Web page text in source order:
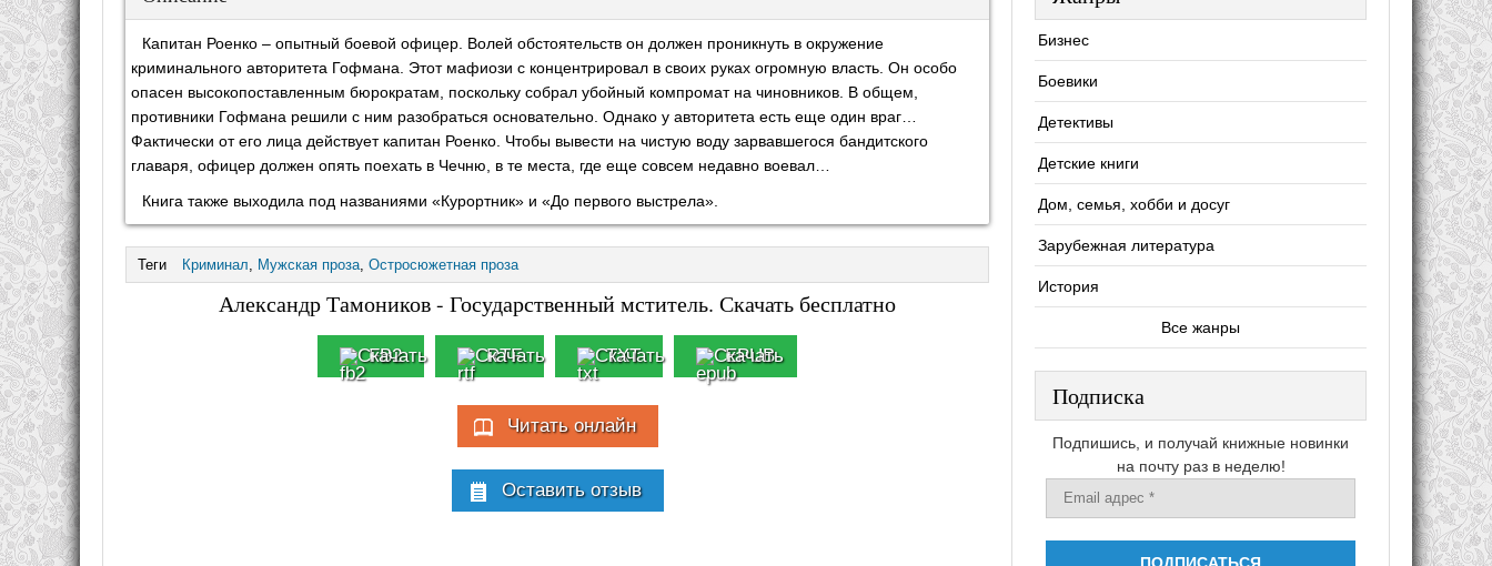
Капитан Роенко – опытный боевой офицер. Волей обстоятельств он должен проникнуть в окружение
криминального авторитета Гофмана. Этот мафиози с концентрировал в своих руках огромную власть. Он особо
опасен высокопоставленным бюрократам, поскольку собрал убойный компромат на чиновников. В общем,
противники Гофмана решили с ним разобраться основательно. Однако у авторитета есть еще один враг…
Фактически от его лица действует капитан Роенко. Чтобы вывести на чистую воду зарвавшегося бандитского
главаря, офицер должен опять поехать в Чечню, в те места, где еще совсем недавно воевал…
Книга также выходила под названиями «Курортник» и «До первого выстрела».
Теги Криминал Мужская проза Остросюжетная проза
Александр Тамоников - Государственный мститель. Скачать бесплатно
FB2 RTF TXT EPUB
Читать онлайн
Оставить отзыв
Бизнес
Боевики
Детективы
Детские книги
Дом, семья, хобби и досуг
Зарубежная литература
История
Все жанры
Подписка
Подпишись, и получай книжные новинки
на почту раз в неделю!